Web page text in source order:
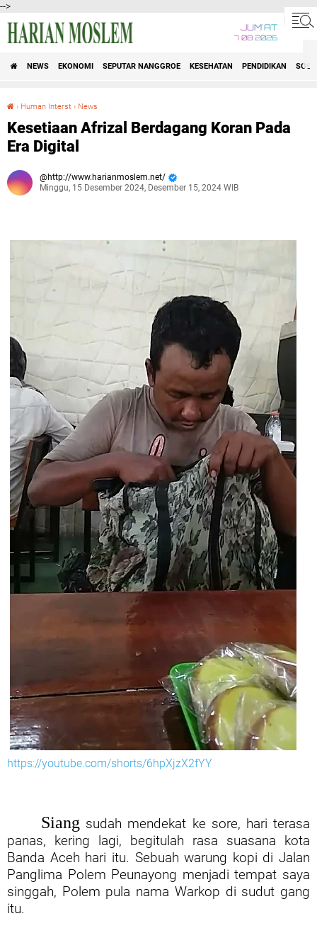
-->
JUM'AT
7 08 2026
NEWS EKONOMI SEPUTAR NANGGROE KESEHATAN PENDIDIKAN
› Human Interst › News
Kesetiaan Afrizal Berdagang Koran Pada
Era Digital
http://www.harianmoslem.net/
Minggu, 15 Desember 2024, Desember 15, 2024 WIB
https://youtube.com/shorts/6hpXjzX2fYY
Siang sudah mendekat ke sore, hari terasa
panas, kering lagi, begitulah rasa suasana kota
Banda Aceh hari itu. Sebuah warung kopi di Jalan
Panglima Polem Peunayong menjadi tempat saya
singgah, Polem pula nama Warkop di sudut gang
itu.